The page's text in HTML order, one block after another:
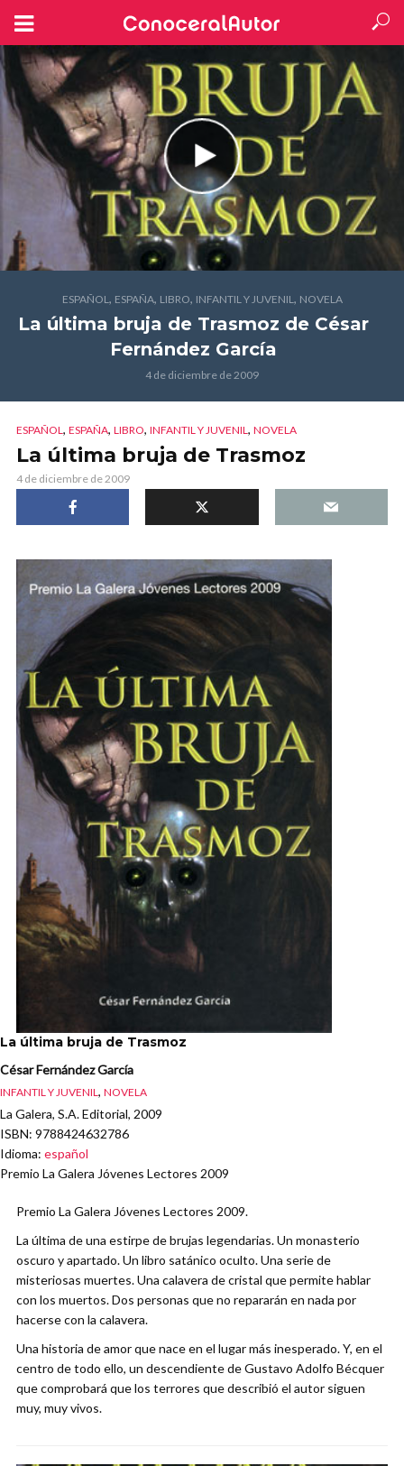
ESPAÑOL, ESPAÑA, LIBRO, INFANTIL Y JUVENIL, NOVELA
La última bruja de Trasmoz de César
Fernández García
4 de diciembre de 2009
ESPAÑOL, ESPAÑA, LIBRO, INFANTIL Y JUVENIL, NOVELA
La última bruja de Trasmoz
4 de diciembre de 2009
La última bruja de Trasmoz
César Fernández García
INFANTIL Y JUVENIL, NOVELA
La Galera, S.A. Editorial, 2009
ISBN: 9788424632786
Idioma: español
Premio La Galera Jóvenes Lectores 2009
Premio La Galera Jóvenes Lectores 2009.
La última de una estirpe de brujas legendarias. Un monasterio
oscuro y apartado. Un libro satánico oculto. Una serie de
misteriosas muertes. Una calavera de cristal que permite hablar
con los muertos. Dos personas que no repararán en nada por
hacerse con la calavera.
Una historia de amor que nace en el lugar más inesperado. Y, en el
centro de todo ello, un descendiente de Gustavo Adolfo Bécquer
que comprobará que los terrores que describió el autor siguen
muy, muy vivos.